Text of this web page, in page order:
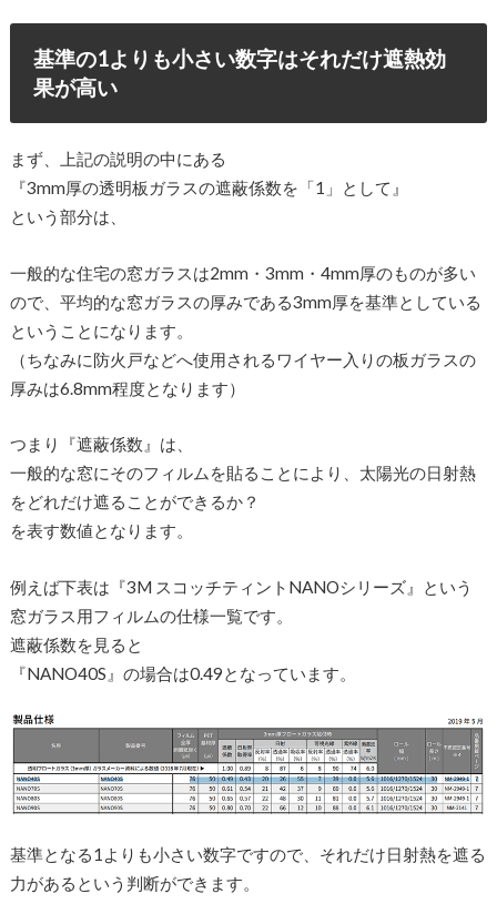
基準の1よりも小さい数字はそれだけ遮熱効
果が高い
まず、上記の説明の中にある
『3mm厚の透明板ガラスの遮蔽係数を「1」として』
という部分は、
一般的な住宅の窓ガラスは2mm・3mm・4mm厚のものが多い
ので、平均的な窓ガラスの厚みである3mm厚を基準としている
ということになります。
（ちなみに防火戸などへ使用されるワイヤー入りの板ガラスの
厚みは6.8mm程度となります）
つまり『遮蔽係数』は、
一般的な窓にそのフィルムを貼ることにより、太陽光の日射熱
をどれだけ遮ることができるか？
を表す数値となります。
例えば下表は『3M スコッチティントNANOシリーズ』という
窓ガラス用フィルムの仕様一覧です。
遮蔽係数を見ると
『NANO40S』の場合は0.49となっています。
基準となる1よりも小さい数字ですので、それだけ日射熱を遮る
力があるという判断ができます。